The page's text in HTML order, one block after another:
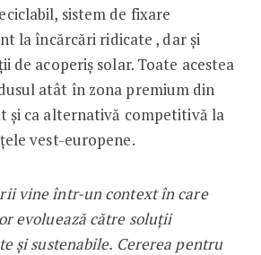
sistem de fixare
la încărcări ridicate , dar și
de acoperiș solar. Toate acestea
atât în zona premium din
și ca alternativă competitivă la
vest-europene.
vine într-un context în care
evoluează către soluții
și sustenabile. Cererea pentru